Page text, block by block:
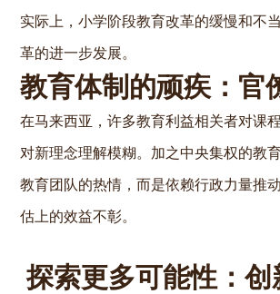
实际上，小学阶段教育改革的缓慢和不
革的进一步发展。
教育体制的顽疾：官
在马来西亚，许多教育利益相关者对课
对新理念理解模糊。加之中央集权的教
教育团队的热情，而是依赖行政力量推
估上的效益不彰。
探索更多可能性：创